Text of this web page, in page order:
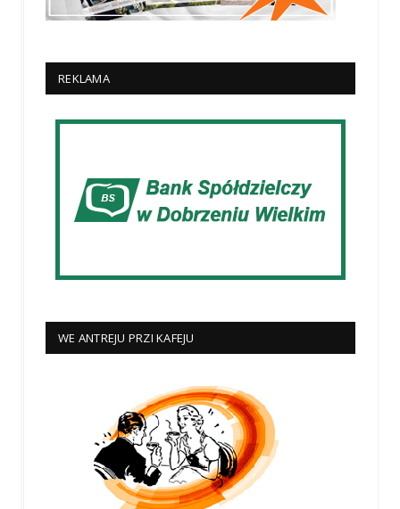
REKLAMA
WE ANTREJU PRZI KAFEJU